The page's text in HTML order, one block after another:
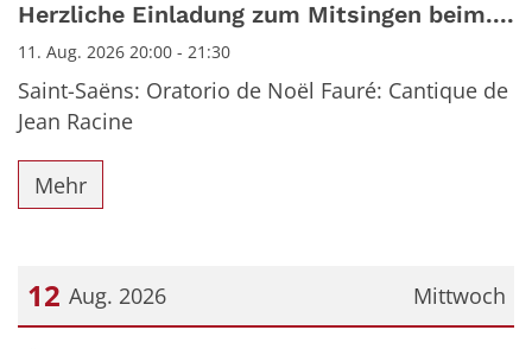
Herzliche Einladung zum Mitsingen beim....
11. Aug. 2026 20:00 - 21:30
Saint-Saëns: Oratorio de Noël Fauré: Cantique de
Jean Racine
Mehr
Mittwoch
12 Aug. 2026